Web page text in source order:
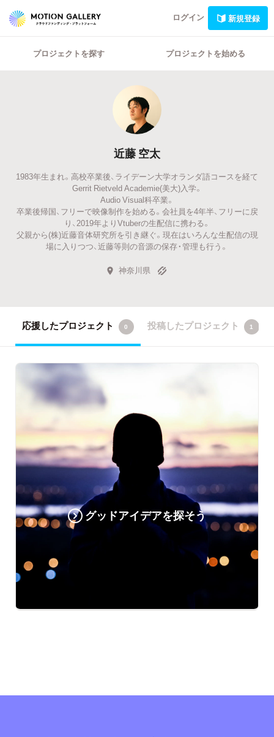
ログイン 新規登録
プロジェクトを探す プロジェクトを始める
近藤 空太
1983年生まれ。高校卒業後、ライデーン大学オランダ語コースを経て
Gerrit Rietveld Academie(美大)入学。
Audio Visual科卒業。
卒業後帰国、フリーで映像制作を始める。会社員を4年半、フリーに戻
り、2019年よりVtuberの生配信に携わる。
父親から(株)近藤音体研究所を引き継ぐ。現在はいろんな生配信の現
場に入りつつ、近藤等則の音源の保存・管理も行う。
神奈川県
応援したプロジェクト 0 投稿したプロジェクト 1
グッドアイデアを探そう